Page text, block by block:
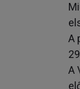
A
A